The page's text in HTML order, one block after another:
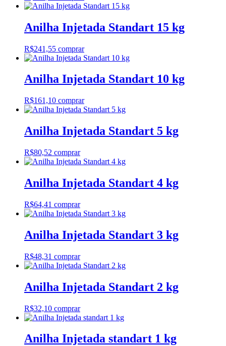
Anilha Injetada Standart 15 kg
R$241,55 comprar
Anilha Injetada Standart 10 kg
R$161,10 comprar
Anilha Injetada Standart 5 kg
R$80,52 comprar
Anilha Injetada Standart 4 kg
R$64,41 comprar
Anilha Injetada Standart 3 kg
R$48,31 comprar
Anilha Injetada Standart 2 kg
R$32,10 comprar
Anilha Injetada standart 1 kg